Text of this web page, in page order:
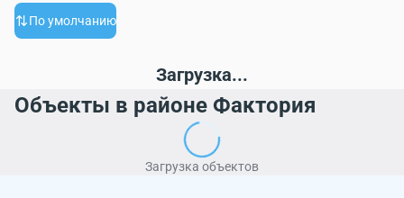
По умолчанию
Загрузка...
Объекты в районе Фактория
Загрузка объектов